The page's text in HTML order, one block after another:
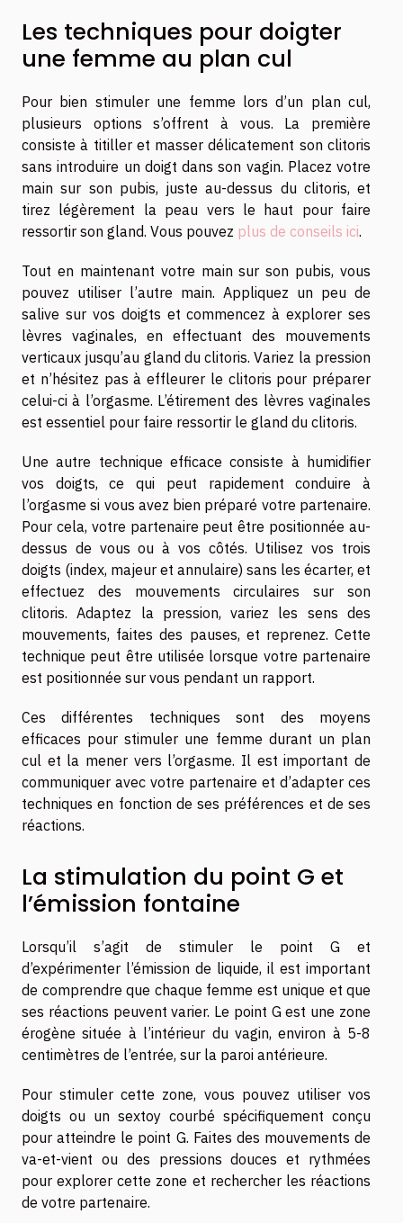
Les techniques pour doigter
une femme au plan cul
Pour bien stimuler une femme lors d’un plan cul,
plusieurs options s’offrent à vous. La première
consiste à titiller et masser délicatement son clitoris
sans introduire un doigt dans son vagin. Placez votre
main sur son pubis, juste au-dessus du clitoris, et
tirez légèrement la peau vers le haut pour faire
ressortir son gland. Vous pouvez plus de conseils ici.
Tout en maintenant votre main sur son pubis, vous
pouvez utiliser l’autre main. Appliquez un peu de
salive sur vos doigts et commencez à explorer ses
lèvres vaginales, en effectuant des mouvements
verticaux jusqu’au gland du clitoris. Variez la pression
et n’hésitez pas à effleurer le clitoris pour préparer
celui-ci à l’orgasme. L’étirement des lèvres vaginales
est essentiel pour faire ressortir le gland du clitoris.
Une autre technique efficace consiste à humidifier
vos doigts, ce qui peut rapidement conduire à
l’orgasme si vous avez bien préparé votre partenaire.
Pour cela, votre partenaire peut être positionnée au-
dessus de vous ou à vos côtés. Utilisez vos trois
doigts (index, majeur et annulaire) sans les écarter, et
effectuez des mouvements circulaires sur son
clitoris. Adaptez la pression, variez les sens des
mouvements, faites des pauses, et reprenez. Cette
technique peut être utilisée lorsque votre partenaire
est positionnée sur vous pendant un rapport.
Ces différentes techniques sont des moyens
efficaces pour stimuler une femme durant un plan
cul et la mener vers l’orgasme. Il est important de
communiquer avec votre partenaire et d’adapter ces
techniques en fonction de ses préférences et de ses
réactions.
La stimulation du point G et
l’émission fontaine
Lorsqu’il s’agit de stimuler le point G et
d’expérimenter l’émission de liquide, il est important
de comprendre que chaque femme est unique et que
ses réactions peuvent varier. Le point G est une zone
érogène située à l’intérieur du vagin, environ à 5-8
centimètres de l’entrée, sur la paroi antérieure.
Pour stimuler cette zone, vous pouvez utiliser vos
doigts ou un sextoy courbé spécifiquement conçu
pour atteindre le point G. Faites des mouvements de
va-et-vient ou des pressions douces et rythmées
pour explorer cette zone et rechercher les réactions
de votre partenaire.